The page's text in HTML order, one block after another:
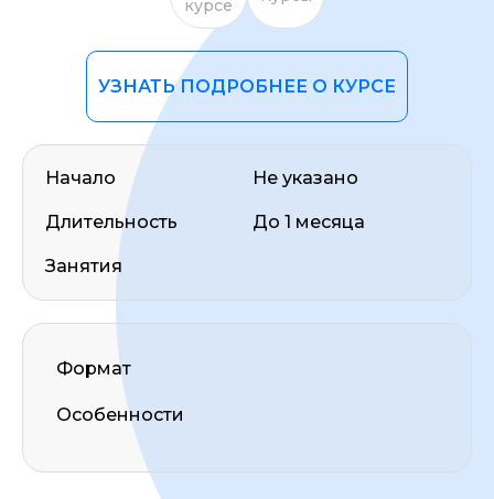
курсе
УЗНАТЬ ПОДРОБНЕЕ О КУРСЕ
Начало
Длительность
Занятия
Не указано
До 1 месяца
Формат
Особенности